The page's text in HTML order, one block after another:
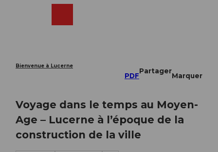
Bienvenue à Lucerne
PDF
Partager
Marquer
Voyage dans le temps au Moyen-
Age – Lucerne à l’époque de la
construction de la ville